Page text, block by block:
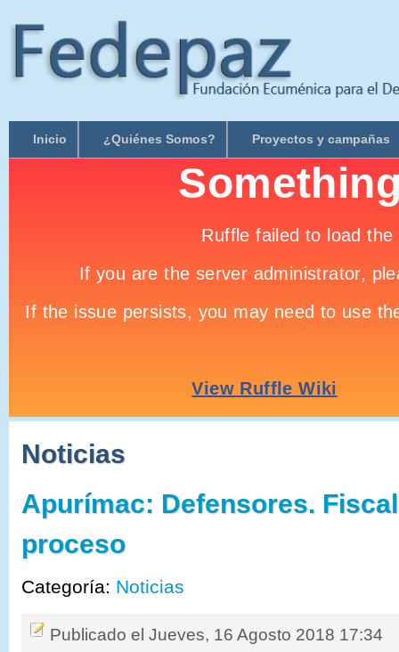
Inicio ¿Quiénes Somos? Proyectos y campañas
Noticias
Apurímac: Defensores.
proceso
Categoría: Noticias
Publicado el Jueves, 16 Agosto 2018 17:34